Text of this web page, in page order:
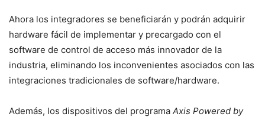
Ahora los integradores se beneficiarán y podrán adquirir
hardware fácil de implementar y precargado con el
software de control de acceso más innovador de la
industria, eliminando los inconvenientes asociados con las
integraciones tradicionales de software/hardware.
Además, los dispositivos del programa Axis Powered by